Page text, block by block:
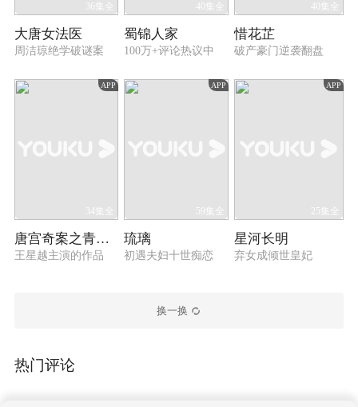
36集全
大唐女法医
周洁琼绝学破谜案
40集全
蜀锦人家
100万+评论热议中
40集全
惜花芷
破产豪门逆袭翻盘
APP
34集全
唐宫奇案之青雾风鸣
王星越主演的作品
APP
59集全
琉璃
初遇夫妇十世痴恋
APP
25集全
星河长明
弃女成倾世皇妃
换一换
热门评论